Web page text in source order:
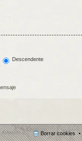
Descendente
Borrar cookies